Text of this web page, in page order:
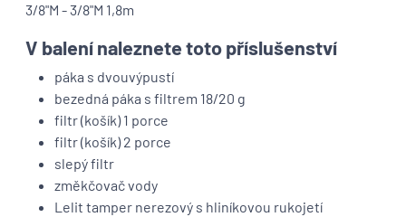
3/8"M - 3/8"M 1,8m
V balení naleznete toto příslušenství
páka s dvouvýpustí
bezedná páka s filtrem 18/20 g
filtr (košík) 1 porce
filtr (košík) 2 porce
slepý filtr
změkčovač vody
Lelit tamper nerezový s hliníkovou rukojetí